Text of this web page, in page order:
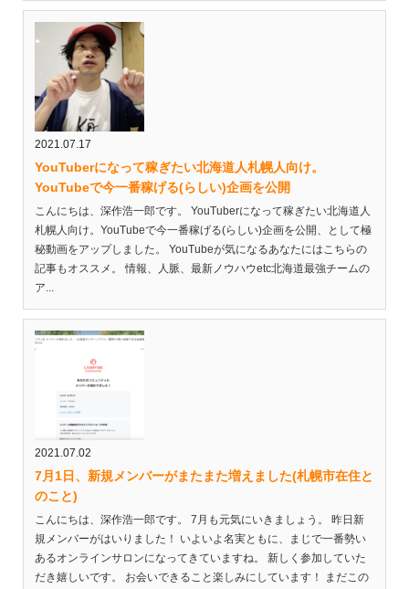
2021.07.17
YouTuberになって稼ぎたい北海道人札幌人向け。
YouTubeで今一番稼げる(らしい)企画を公開
こんにちは、深作浩一郎です。 YouTuberになって稼ぎたい北海道人
札幌人向け。YouTubeで今一番稼げる(らしい)企画を公開、として極
秘動画をアップしました。 YouTubeが気になるあなたにはこちらの
記事もオススメ。 情報、人脈、最新ノウハウetc北海道最強チームの
ア...
2021.07.02
7月1日、新規メンバーがまたまた増えました(札幌市在住と
のこと)
こんにちは、深作浩一郎です。 7月も元気にいきましょう。 昨日新
規メンバーがはいりました！ いよいよ名実ともに、まじで一番勢い
あるオンラインサロンになってきていますね。 新しく参加していた
だき嬉しいです。 お会いできること楽しみにしています！ まだこの